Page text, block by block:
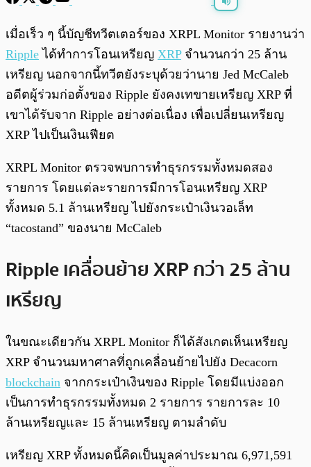
พร้อมเล่น
เมื่อเร็ว ๆ นี้บัญชีทวีตเตอร์ของ XRPL Monitor รายงานว่า
Ripple ได้ทำการโอนเหรียญ XRPจำนวนกว่า 25 ล้าน
เหรียญ นอกจากนี้ทวีตยังระบุด้วยว่านาย Jed McCaleb
อดีตผู้ร่วมก่อตั้งของ Ripple ยังคงเทขายเหรียญ XRP ที่
เขาได้รับจาก Ripple อย่างต่อเนื่อง เพื่อเปลี่ยนเหรียญ
XRP ไปเป็นเงินเฟียต
XRPL Monitor ตรวจพบการทำธุรกรรมทั้งหมดสอง
รายการ โดยแต่ละรายการมีการโอนเหรียญ XRP
ทั้งหมด 5.1 ล้านเหรียญ ไปยังกระเป๋าเงินวอเล็ท
“tacostand” ของนาย McCaleb
Ripple เคลื่อนย้าย XRP กว่า 25 ล้าน
เหรียญ
ในขณะเดียวกัน XRPL Monitor ก็ได้สังเกตเห็นเหรียญ
XRP จำนวนมหาศาลที่ถูกเคลื่อนย้ายไปยัง Decacorn
blockchain จากกระเป๋าเงินของ Ripple โดยมีแบ่งออก
เป็นการทำธุรกรรมทั้งหมด 2 รายการ รายการละ 10
ล้านเหรียญและ 15 ล้านเหรียญ ตามลำดับ
เหรียญ XRP ทั้งหมดนี้คิดเป็นมูลค่าประมาณ 6,971,591